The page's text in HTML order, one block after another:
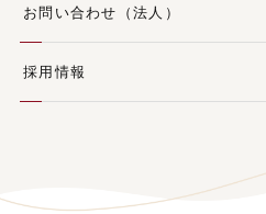
お問い合わせ（法人）
採用情報